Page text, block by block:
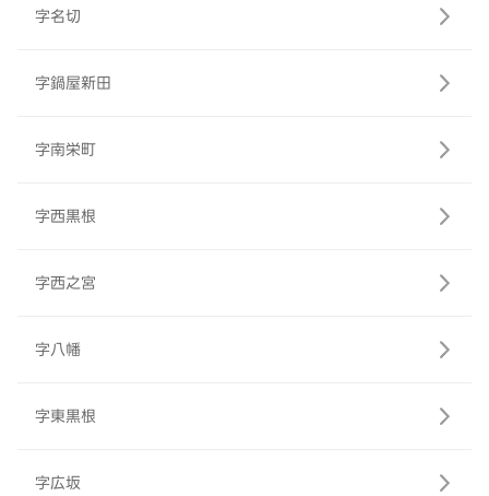
字名切
字鍋屋新田
字南栄町
字西黒根
字西之宮
字八幡
字東黒根
字広坂